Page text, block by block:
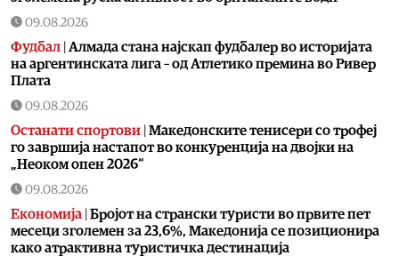
09.08.2026
Фудбал Алмада стана најскап фудбалер во историјата
на аргентинската лига – од Атлетико премина во Ривер
Плата
09.08.2026
Останати спортови Македонските тенисери со трофеј
го завршија настапот во конкуренција на двојки на
„Неоком опен 2026“
09.08.2026
Економија Бројот на странски туристи во првите пет
месеци зголемен за 23,6%, Македонија се позиционира
како атрактивна туристичка дестинација